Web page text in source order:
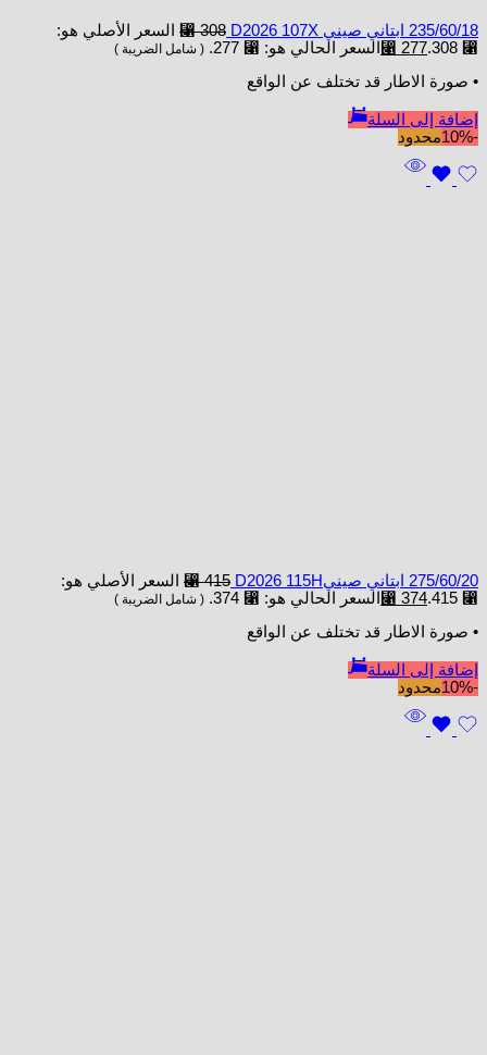
235/60/18 ابتاني صيني D2026 107X ⃁308
السعر الأصلي هو:
⃁ 308.
⃁ 277 السعر الحالي هو: ⃁ 277. ( شامل الضريبة )
• صورة الاطار قد تختلف عن الواقع
إضافة إلى السلة
-10%
محدود
275/60/20 ابتاني صينيD2026 115H ⃁415
السعر الأصلي هو:
⃁ 415.
⃁ 374 السعر الحالي هو: ⃁ 374. ( شامل الضريبة )
• صورة الاطار قد تختلف عن الواقع
إضافة إلى السلة
-10%
محدود